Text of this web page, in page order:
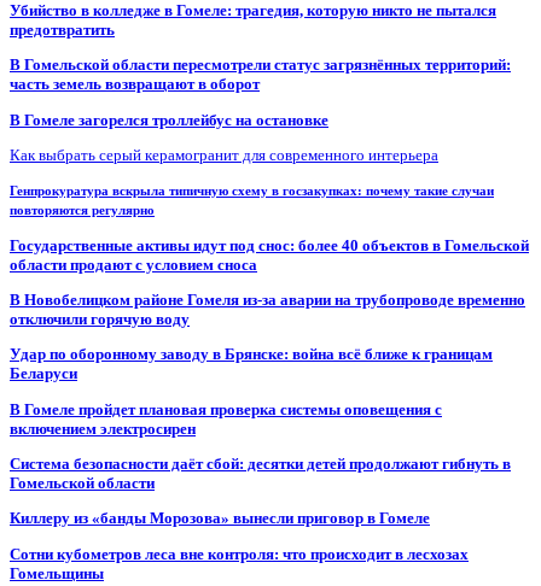
Убийство в колледже в Гомеле: трагедия, которую никто не пытался
предотвратить
В Гомельской области пересмотрели статус загрязнённых территорий:
часть земель возвращают в оборот
В Гомеле загорелся троллейбус на остановке
Как выбрать серый керамогранит для современного интерьера
Генпрокуратура вскрыла типичную схему в госзакупках: почему такие случаи
повторяются регулярно
Государственные активы идут под снос: более 40 объектов в Гомельской
области продают с условием сноса
В Новобелицком районе Гомеля из-за аварии на трубопроводе временно
отключили горячую воду
Удар по оборонному заводу в Брянске: война всё ближе к границам
Беларуси
В Гомеле пройдет плановая проверка системы оповещения с
включением электросирен
Система безопасности даёт сбой: десятки детей продолжают гибнуть в
Гомельской области
Киллеру из «банды Морозова» вынесли приговор в Гомеле
Сотни кубометров леса вне контроля: что происходит в лесхозах
Гомельщины